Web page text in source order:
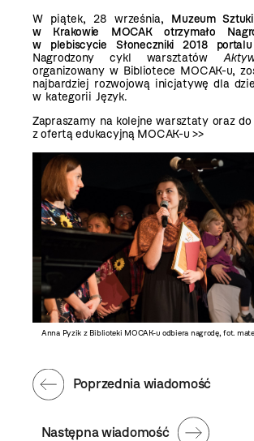
W piątek, 28 września, Muzeum
w Krakowie MOCAK otrzymało
w plebiscycie Słoneczniki 2018
portalu
Nagrodzony cykl warsztatów
organizowany w Bibliotece MOCAK-u,
najbardziej rozwojową inicjatywę dla
w kategorii Język.
Zapraszamy na kolejne warsztaty oraz
z ofertą edukacyjną MOCAK-u >>
Anna Pyzik z Biblioteki MOCAK-u odbiera nagrodę, fot.
Następna wiadomość
Poprzednia wiadomość